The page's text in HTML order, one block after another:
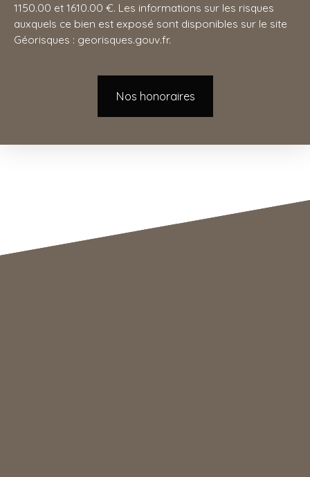
1150.00 et 1610.00 €. Les informations sur les risques
auxquels ce bien est exposé sont disponibles sur le site
Géorisques : georisques.gouv.fr.
Nos honoraires